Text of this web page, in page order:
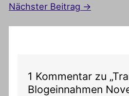
Nächster Beitrag →
1 Kommentar zu
Blogeinnahmen